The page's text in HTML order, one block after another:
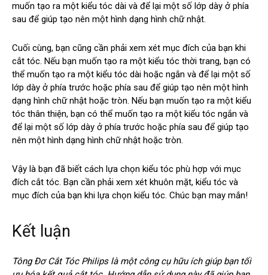
muốn tạo ra một kiểu tóc dài và để lại một số lớp dày ở phía
sau để giúp tạo nên một hình dạng hình chữ nhật.
Cuối cùng, bạn cũng cần phải xem xét mục đích của bạn khi
cắt tóc. Nếu bạn muốn tạo ra một kiểu tóc thời trang, bạn có
thể muốn tạo ra một kiểu tóc dài hoặc ngắn và để lại một số
lớp dày ở phía trước hoặc phía sau để giúp tạo nên một hình
dạng hình chữ nhật hoặc tròn. Nếu bạn muốn tạo ra một kiểu
tóc thân thiện, bạn có thể muốn tạo ra một kiểu tóc ngắn và
để lại một số lớp dày ở phía trước hoặc phía sau để giúp tạo
nên một hình dạng hình chữ nhật hoặc tròn.
Vậy là bạn đã biết cách lựa chọn kiểu tóc phù hợp với mục
đích cắt tóc. Bạn cần phải xem xét khuôn mặt, kiểu tóc và
mục đích của bạn khi lựa chọn kiểu tóc. Chúc bạn may mắn!
Kết luận
Tông Đơ Cắt Tóc Philips là một công cụ hữu ích giúp bạn tối